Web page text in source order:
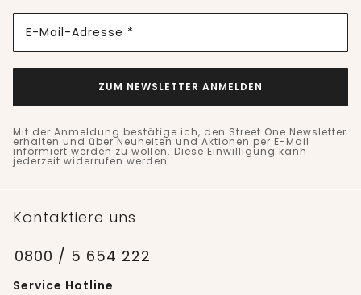
E-Mail-Adresse *
ZUM NEWSLETTER ANMELDEN
Mit der Anmeldung bestätige ich, den Street One Newsletter
erhalten und über Neuheiten und Aktionen per E-Mail
informiert werden zu wollen. Diese Einwilligung kann
jederzeit widerrufen werden.
Kontaktiere uns
0800 / 5 654 222
Service Hotline